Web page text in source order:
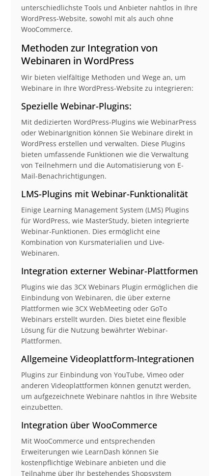
unterschiedlichste Tools und Anbieter nahtlos in Ihre
WordPress-Website, sowohl mit als auch ohne
WooCommerce.
Methoden zur Integration von
Webinaren in WordPress
Wir bieten vielfältige Methoden und Wege an, um
Webinare in Ihre WordPress-Website zu integrieren:
Spezielle Webinar-Plugins:
Mit dedizierten WordPress-Plugins wie WebinarPress
oder WebinarIgnition können Sie Webinare direkt in
WordPress erstellen und verwalten. Diese Plugins
bieten umfassende Funktionen wie die Verwaltung
von Teilnehmern und die Automatisierung von E-
Mail-Benachrichtigungen.
LMS-Plugins mit Webinar-Funktionalität
Einige Learning Management System (LMS) Plugins
für WordPress, wie MasterStudy, bieten integrierte
Webinar-Funktionen. Dies ermöglicht eine
Kombination von Kursmaterialien und Live-
Webinaren.
Integration externer Webinar-Plattformen
Plugins wie das 3CX Webinars Plugin ermöglichen die
Einbindung von Webinaren, die über externe
Plattformen wie 3CX WebMeeting oder GoTo
Webinars erstellt wurden. Dies bietet eine flexible
Lösung für die Nutzung bewährter Webinar-
Plattformen.
Allgemeine Videoplattform-Integrationen
Plugins zur Einbindung von YouTube, Vimeo oder
anderen Videoplattformen können genutzt werden,
um aufgezeichnete Webinare nahtlos in Ihre Website
einzubetten.
Integration über WooCommerce
Mit WooCommerce und entsprechenden
Erweiterungen wie LearnDash können Sie
kostenpflichtige Webinare anbieten und die
Teilnahme über Ihr bestehendes Shopsystem